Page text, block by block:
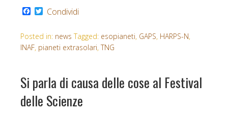
Facebook
Twitter
Condividi
Posted in: news Tagged: esopianeti, GAPS, HARPS-N,
INAF, pianeti extrasolari,TNG
Si parla di causa delle cose al Festival
delle Scienze